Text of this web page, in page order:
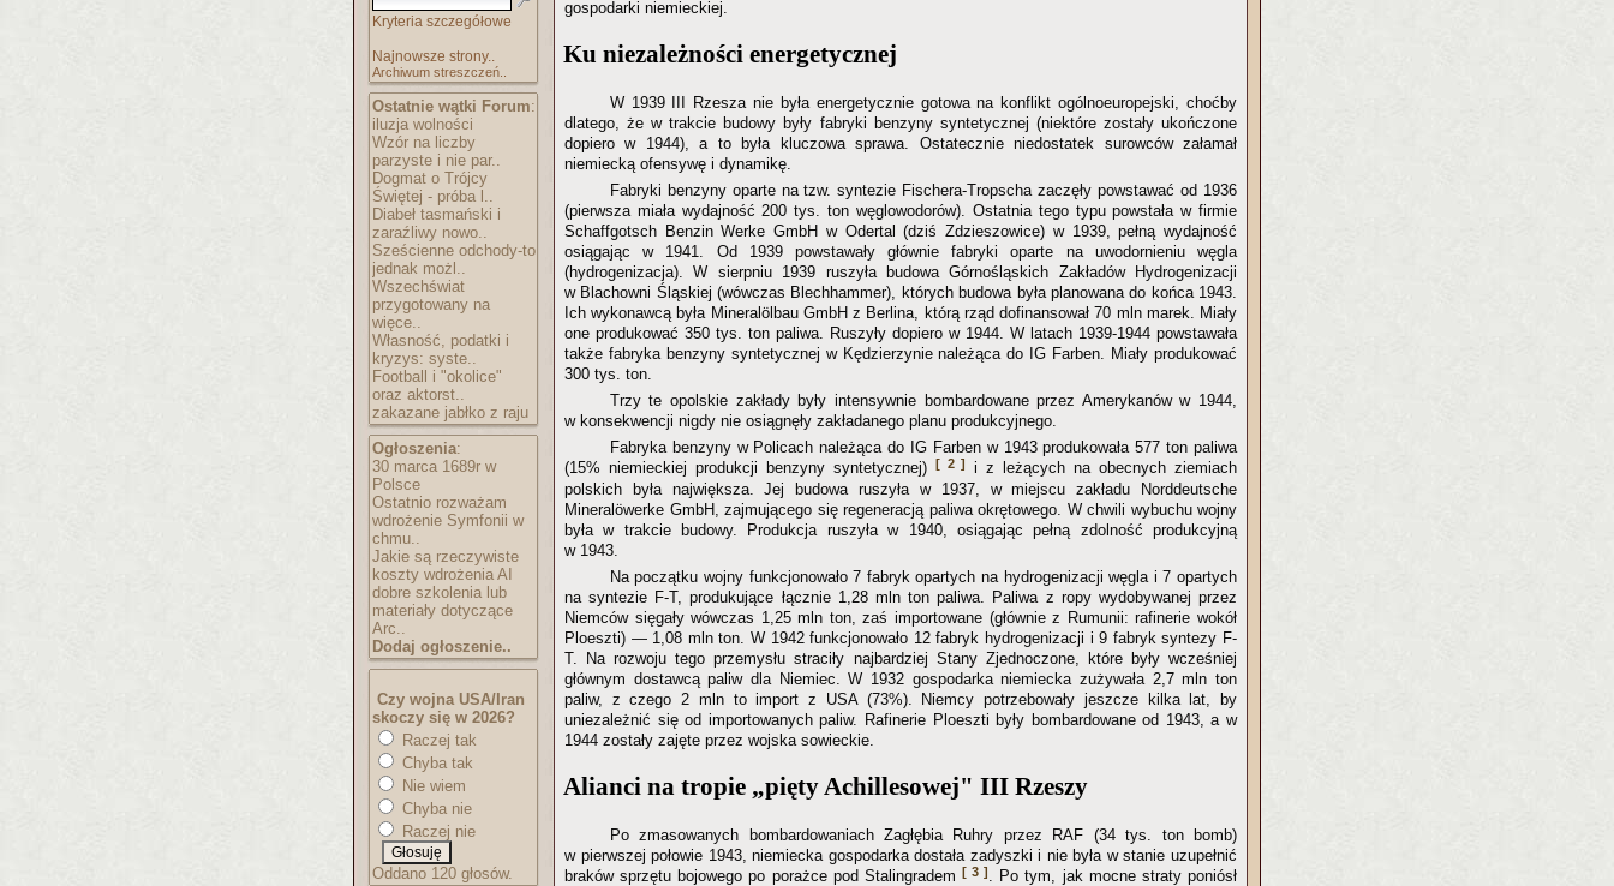
Kryteria szczegółowe
Najnowsze strony..
Archiwum streszczeń..
Ostatnie wątki Forum:
iluzja wolności
Wzór na liczby
parzyste i nie par..
Dogmat o Trójcy
Świętej - próba l..
Diabeł tasmański i
zaraźliwy nowo..
Sześcienne odchody-to
jednak możl..
Wszechświat
przygotowany na
więce..
Własność, podatki i
kryzys: syste..
Football i "okolice"
oraz aktorst..
zakazane jabłko z raju
Ogłoszenia:
30 marca 1689r w
Polsce
Ostatnio rozważam
wdrożenie Symfonii w
chmu..
Jakie są rzeczywiste
koszty wdrożenia AI
dobre szkolenia lub
materiały dotyczące
Arc..
Dodaj ogłoszenie..
Czy wojna USA/Iran
skoczy się w 2026?
Raczej tak
Chyba tak
Nie wiem
Chyba nie
Raczej nie
Oddano 120 głosów.
gospodarki niemieckiej.
Ku niezależności energetycznej
W 1939 III Rzesza nie była energetycznie gotowa na konflikt ogólnoeuropejski, choćby
dlatego, że w trakcie budowy były fabryki benzyny syntetycznej (niektóre zostały ukończone
dopiero w 1944), a to była kluczowa sprawa. Ostatecznie niedostatek surowców załamał
niemiecką ofensywę i dynamikę.
Fabryki benzyny oparte na tzw. syntezie Fischera-Tropscha zaczęły powstawać od 1936
(pierwsza miała wydajność 200 tys. ton węglowodorów). Ostatnia tego typu powstała w firmie
Schaffgotsch Benzin Werke GmbH w Odertal (dziś Zdzieszowice) w 1939, pełną wydajność
osiągając w 1941. Od 1939 powstawały głównie fabryki oparte na uwodornieniu węgla
(hydrogenizacja). W sierpniu 1939 ruszyła budowa Górnośląskich Zakładów Hydrogenizacji
w Blachowni Śląskiej (wówczas Blechhammer), których budowa była planowana do końca 1943.
Ich wykonawcą była Mineralölbau GmbH z Berlina, którą rząd dofinansował 70 mln marek. Miały
one produkować 350 tys. ton paliwa. Ruszyły dopiero w 1944. W latach 1939-1944 powstawała
także fabryka benzyny syntetycznej w Kędzierzynie należąca do IG Farben. Miały produkować
300 tys. ton.
Trzy te opolskie zakłady były intensywnie bombardowane przez Amerykanów w 1944,
w konsekwencji nigdy nie osiągnęły zakładanego planu produkcyjnego.
Fabryka benzyny w Policach należąca do IG Farben w 1943 produkowała 577 ton paliwa
(15% niemieckiej produkcji benzyny syntetycznej) [ 2 ]
i z leżących na obecnych ziemiach
polskich była największa. Jej budowa ruszyła w 1937, w miejscu zakładu Norddeutsche
Mineralöwerke GmbH, zajmującego się regeneracją paliwa okrętowego. W chwili wybuchu wojny
była w trakcie budowy. Produkcja ruszyła w 1940, osiągając pełną zdolność produkcyjną
w 1943.
Na początku wojny funkcjonowało 7 fabryk opartych na hydrogenizacji węgla i 7 opartych
na syntezie F-T, produkujące łącznie 1,28 mln ton paliwa. Paliwa z ropy wydobywanej przez
Niemców sięgały wówczas 1,25 mln ton, zaś importowane (głównie z Rumunii: rafinerie wokół
Ploeszti) — 1,08 mln ton. W 1942 funkcjonowało 12 fabryk hydrogenizacji i 9 fabryk syntezy F-
T. Na rozwoju tego przemysłu straciły najbardziej Stany Zjednoczone, które były wcześniej
głównym dostawcą paliw dla Niemiec. W 1932 gospodarka niemiecka zużywała 2,7 mln ton
paliw, z czego 2 mln to import z USA (73%). Niemcy potrzebowały jeszcze kilka lat, by
uniezależnić się od importowanych paliw. Rafinerie Ploeszti były bombardowane od 1943, a w
1944 zostały zajęte przez wojska sowieckie.
Alianci na tropie „pięty Achillesowej" III Rzeszy
Po zmasowanych bombardowaniach Zagłębia Ruhry przez RAF (34 tys. ton bomb)
w pierwszej połowie 1943, niemiecka gospodarka dostała zadyszki i nie była w stanie uzupełnić
braków sprzętu bojowego po porażce pod Stalingradem [ 3 ]
. Po tym, jak mocne straty poniósł